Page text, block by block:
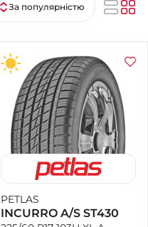
+38 (095) 276-44-44
+38 (067) 911-14-14
- на Щепкіна
+38 (098) 911-911-0
- на Тополі
+38 (098) 911-911-4
- на Калиновій
+38 (077) 7-184-184
- Донецьке шосе
+38 (050)-911-911-2
- Щепкіна
За популярністю
PETLAS
INCURRO A/S ST430